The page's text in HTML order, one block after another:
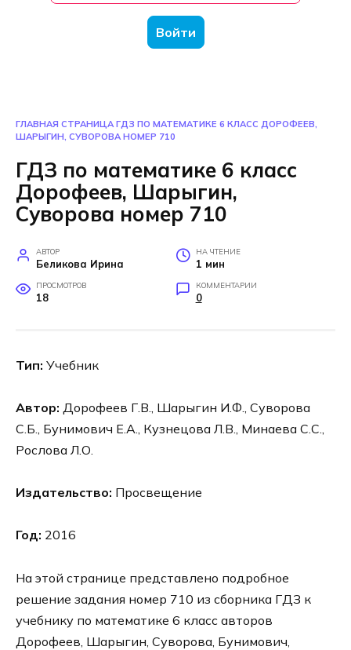
Войти
ГЛАВНАЯ СТРАНИЦА ГДЗ ПО МАТЕМАТИКЕ 6 КЛАСС ДОРОФЕЕВ,
ШАРЫГИН, СУВОРОВА НОМЕР 710
ГДЗ по математике 6 класс
Дорофеев, Шарыгин,
Суворова номер 710
АВТОР
Беликова Ирина
НА ЧТЕНИЕ
1 мин
ПРОСМОТРОВ
18
КОММЕНТАРИИ
0
Тип: Учебник
Автор: Дорофеев Г.В., Шарыгин И.Ф., Суворова
С.Б., Бунимович Е.А., Кузнецова Л.В., Минаева С.С.,
Рослова Л.О.
Издательство: Просвещение
Год: 2016
На этой странице представлено подробное
решение задания номер 710 из сборника ГДЗ к
учебнику по математике 6 класс авторов
Дорофеев, Шарыгин, Суворова, Бунимович,